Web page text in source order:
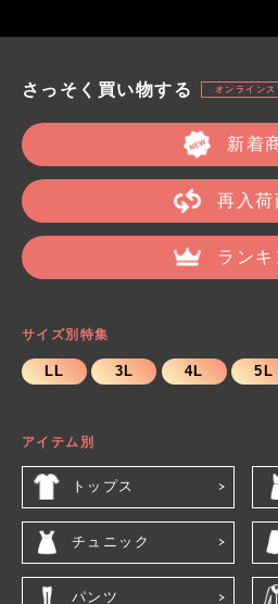
さっそく買い物する オンラインス
新着
再入荷
ランキ
サイズ別特集
LL 3L 4L 5L
アイテム別
トップス
チュニック
パンツ